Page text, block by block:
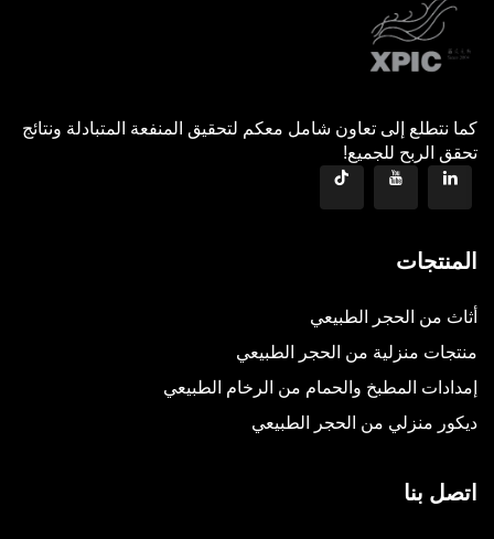
كما نتطلع إلى تعاون شامل معكم لتحقيق المنفعة المتبادلة ونتائج
تحقق الربح للجميع!
المنتجات
أثاث من الحجر الطبيعي
منتجات منزلية من الحجر الطبيعي
إمدادات المطبخ والحمام من الرخام الطبيعي
ديكور منزلي من الحجر الطبيعي
اتصل بنا